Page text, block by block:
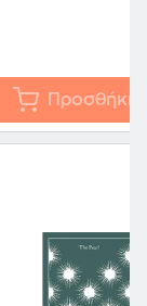
Προσθήκη